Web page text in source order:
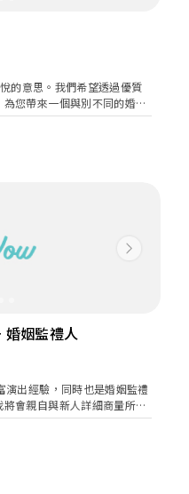
的意思。我們希望透過優質
您帶來一個與別不同的婚
Next
姻監禮人
出經驗，同時也是婚姻監禮
會親自與新人詳細商量所有
受一個溫馨及難忘的大日